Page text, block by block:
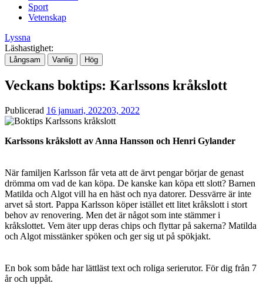
Sport
Vetenskap
Lyssna
Läshastighet:
Långsam Vanlig Hög
Veckans boktips: Karlssons kråkslott
Publicerad 16 januari, 202203, 2022
Karlssons kråkslott av Anna Hansson och Henri Gylander
När familjen Karlsson får veta att de ärvt pengar börjar de genast
drömma om vad de kan köpa. De kanske kan köpa ett slott? Barnen
Matilda och Algot vill ha en häst och nya datorer. Dessvärre är inte
arvet så stort. Pappa Karlsson köper istället ett litet kråkslott i stort
behov av renovering. Men det är något som inte stämmer i
kråkslottet. Vem äter upp deras chips och flyttar på sakerna? Matilda
och Algot misstänker spöken och ger sig ut på spökjakt.
En bok som både har lättläst text och roliga serierutor. För dig från 7
år och uppåt.